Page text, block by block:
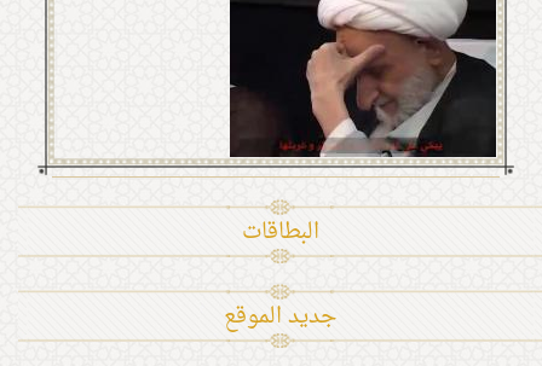
البطاقات
جديد الموقع